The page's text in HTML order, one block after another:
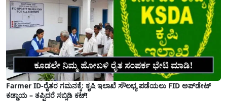
Farmer ID-ರೈತರ ಗಮನಕ್ಕೆ: ಕೃಷಿ ಇಲಾಖೆ ಸೌಲಭ್ಯ ಪಡೆಯಲು FID ಅಪ್‌ಡೇಟ್
ಕಡ್ಡಾಯ – ತಪ್ಪಿದರೆ ಸಬ್ಸಿಡಿ ಕಟ್!